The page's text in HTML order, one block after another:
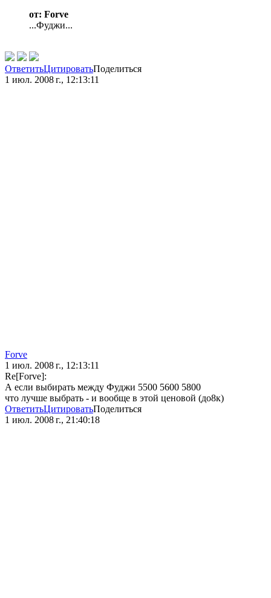
от: Forve
...Фуджи...
ОтветитьЦитироватьПоделиться
1 июл. 2008 г., 12:13:11
Forve
1 июл. 2008 г., 12:13:11
Re[Forve]:
А если выбирать между Фуджи 5500 5600 5800
что лучше выбрать - и вообще в этой ценовой (до8к)
ОтветитьЦитироватьПоделиться
1 июл. 2008 г., 21:40:18